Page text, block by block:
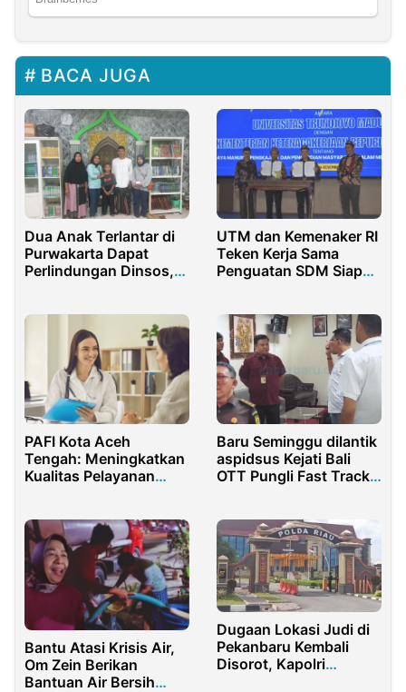
BACA JUGA
Dua Anak Terlantar di
Purwakarta Dapat
Perlindungan Dinsos,
UTM dan Kemenaker RI
Teken Kerja Sama
Penguatan SDM Siap
PAFI Kota Aceh
Tengah: Meningkatkan
Kualitas Pelayanan
Baru Seminggu dilantik
aspidsus Kejati Bali
OTT Pungli Fast Track
Bantu Atasi Krisis Air,
Om Zein Berikan
Bantuan Air Bersih
Dugaan Lokasi Judi di
Pekanbaru Kembali
Disorot, Kapolri